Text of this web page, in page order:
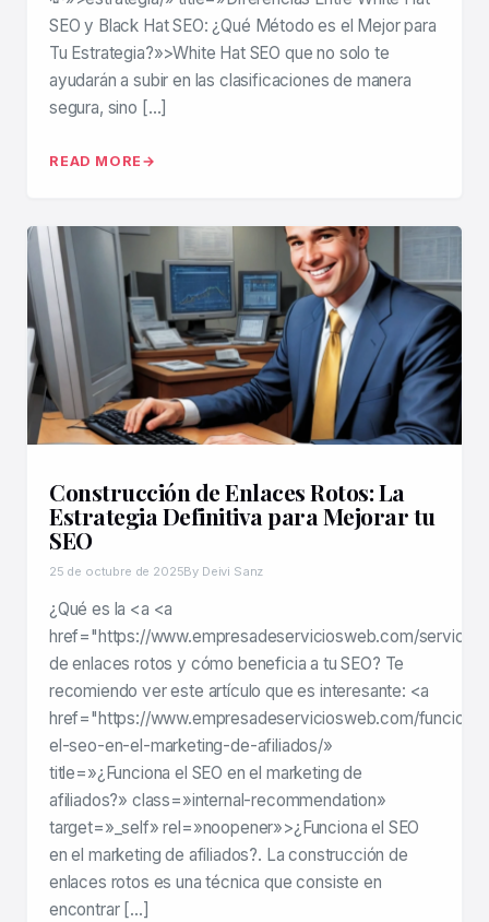
SEO y Black Hat SEO: ¿Qué Método es el Mejor para
Tu Estrategia?»>White Hat SEO que no solo te
ayudarán a subir en las clasificaciones de manera
segura, sino […]
READ MORE
Construcción de Enlaces Rotos: La
Estrategia Definitiva para Mejorar tu
SEO
25 de octubre de 2025By Deivi Sanz
¿Qué es la <a <a
href="https://www.empresadeserviciosweb.com/
de enlaces rotos y cómo beneficia a tu SEO? Te
recomiendo ver este artículo que es interesante: <a
href="https://www.empresadeserviciosweb.com/funciona-
el-seo-en-el-marketing-de-afiliados/»
title=»¿Funciona el SEO en el marketing de
afiliados?» class=»internal-recommendation»
target=»_self» rel=»noopener»>¿Funciona el SEO
en el marketing de afiliados?. La construcción de
enlaces rotos es una técnica que consiste en
encontrar […]